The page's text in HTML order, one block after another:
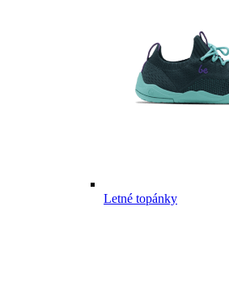
Letné topánky